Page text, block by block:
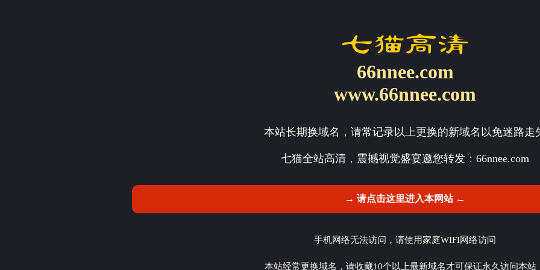
66nnee.com
www.66nnee.com
本站长期换域名，请常记录以上更换的新域名以免迷路走
七猫全站高清，震撼视觉盛宴邀您转发： 66nnee.com
→ 请点击这里进入本网站 ←
手机网络无法访问，请使用家庭WIFI网络访问
本站经常更换域名，请收藏10个以上最新域名才可保证永久访问本站